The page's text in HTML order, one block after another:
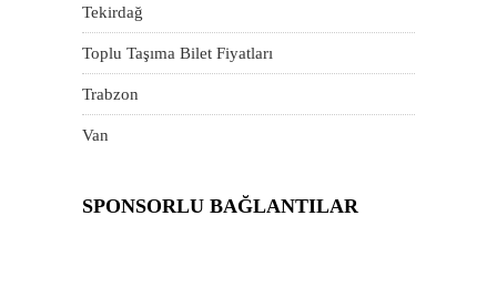
Tekirdağ
Toplu Taşıma Bilet Fiyatları
Trabzon
Van
SPONSORLU BAĞLANTILAR